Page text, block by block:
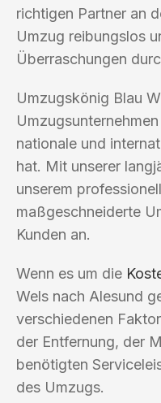
richtigen Partner an
Umzug reibungslos
Überraschungen
Umzugskönig Blau
nationale und
hat. Mit unserer
unserem
maßgeschneiderte
Kunden an.
Wenn es um die
Wels nach Alesund
verschiedenen
der Entfernung, der
benötigten
des Umzugs.